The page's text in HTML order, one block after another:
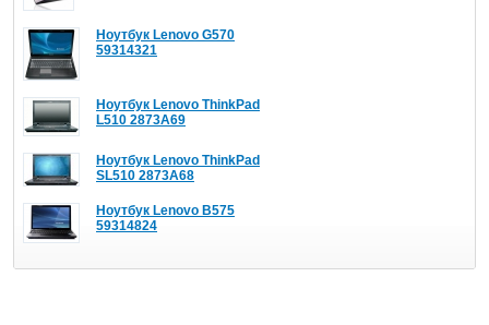
Ноутбук Lenovo G570
59314321
Ноутбук Lenovo ThinkPad
L510 2873A69
Ноутбук Lenovo ThinkPad
SL510 2873A68
Ноутбук Lenovo B575
59314824